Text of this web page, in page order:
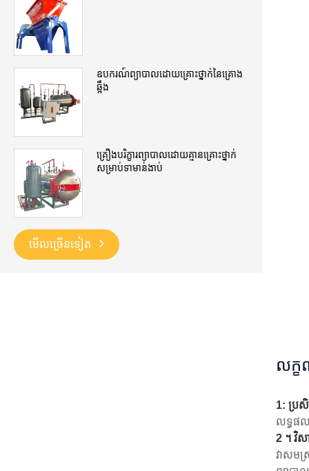
ឧបករណ៍ព្យាបាលដោយគ្រោះថ្នាក់នៃគ្រោង
ឆ្អឹង
គ្រឿងបរិក្ខារព្យាបាលដោយគ្មានគ្រោះថ្នាក់
សម្រាប់ទាមាន់ងាប់
មើល​ច្រើន​ទៀត
លក្
1: ប្រសិ
លទ្ធផល
2 ។ វិស
វាសមស្